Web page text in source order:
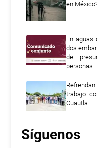
en
En aguas
dos
de
personas
trabajo
Cuautla
Síguenos